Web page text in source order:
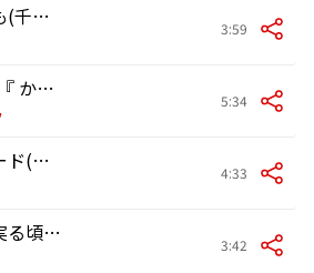
いつも何度でも(千と千尋の神隠しより) 3:59
いのちの記憶(『 かぐや姫の物語』より)(オルゴール) 5:34
カントリーロード(耳をすませばより) 4:33
さくらんぼの実る頃(紅の豚より) 3:42